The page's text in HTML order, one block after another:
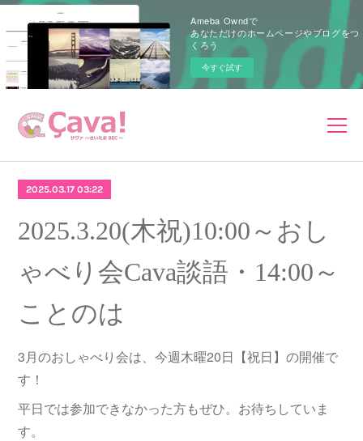
Ameba Owndで
あなただけのホームページやブログをつ
くろう
今すぐ試す
2025.03.17 03:22
2025.3.20(木祝)10:00～おし
ゃべり会Cava談語・14:00～
ことのは
3月のおしゃべり会は、今週木曜20日【祝日】の開催で
す！
平日では参加できなかった方もぜひ。お待ちしていま
す。